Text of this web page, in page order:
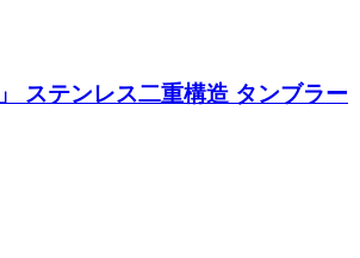
ステンレス二重構造 タンブラー